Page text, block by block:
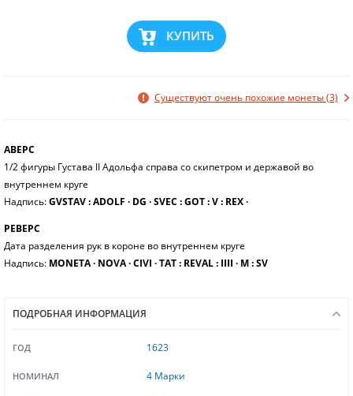
КУПИТЬ
Существуют очень похожие монеты (3)
АВЕРС
1/2 фигуры Густава II Адольфа справа со скипетром и державой во
внутреннем круге
Надпись:GVSTAV : ADOLF ∙ DG ∙ SVEC : GOT : V : REX ∙
РЕВЕРС
Дата разделения рук в короне во внутреннем круге
Надпись: MONETA ∙ NOVA ∙ CIVI ∙ TAT : REVAL : IIII ∙ M : SV
ПОДРОБНАЯ ИНФОРМАЦИЯ
ГОД 1623
НОМИНАЛ 4 Марки